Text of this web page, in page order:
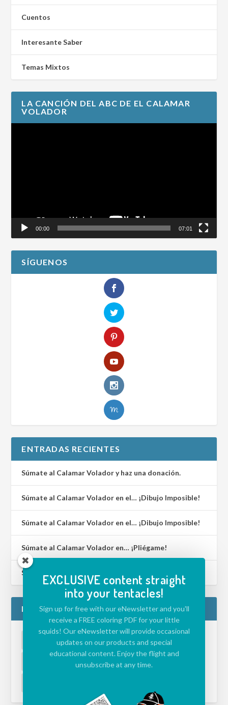
Cuentos
Interesante Saber
Temas Mixtos
LA CANCIÓN DEL ABC DE EL CALAMAR
VOLADOR
00:00 07:01
SÍGUENOS
ENTRADAS RECIENTES
Súmate al Calamar Volador y haz una donación.
Súmate al Calamar Volador en el… ¡Dibujo Imposible!
Súmate al Calamar Volador en el… ¡Dibujo Imposible!
Súmate al Calamar Volador en… ¡Pliégame!
Súmate al Calamar Volador en… ¡Lenguaje de Signos!
ETIQUETAS
ACTIVIDADES PARA NIÑOS APLICACIÓN
ECOLOGÍA MEDIO AMBIENTE
EXCLUSIVE content straight
into your tentacles!
Sign up for free with our eNewsletter and you'll
receive a FREE coloring PDF for your little
squids! Our eNewsletter will provide occasional
updates on our products and special
educational content. Enjoy the flight and
unsubscribe at any time.